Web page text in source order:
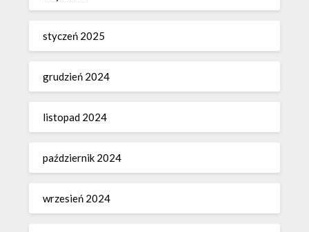
styczeń 2025
grudzień 2024
listopad 2024
październik 2024
wrzesień 2024